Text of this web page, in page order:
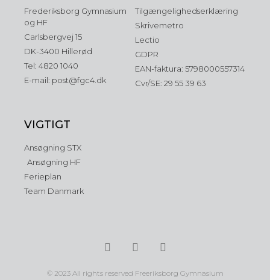
Frederiksborg Gymnasium
og HF
Carlsbergvej 15
DK-3400 Hillerød
Tel: 4820 1040
E-mail: post@fgc4.dk
Tilgængelighedserklæring
Skrivemetro
Lectio
GDPR
EAN-faktura: 5798000557314
Cvr/SE: 29 55 39 63
VIGTIGT
Ansøgning STX
Ansøgning HF
Ferieplan
Team Danmark
© 2023 All rights reserved Freeriksborg Gymnasium